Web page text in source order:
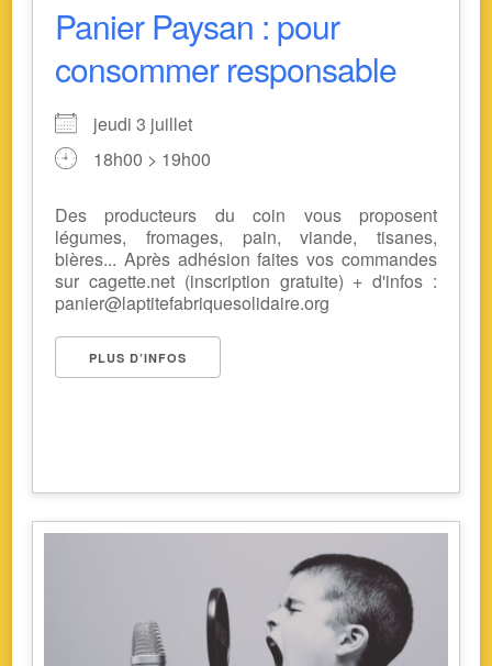
Panier Paysan : pour
consommer responsable
jeudi 3 juillet
18h00 > 19h00
Des producteurs du coin vous proposent
légumes, fromages, pain, viande, tisanes,
bières... Après adhésion faites vos commandes
sur cagette.net (inscription gratuite) + d'infos :
panier@laptitefabriquesolidaire.org
PLUS D’INFOS